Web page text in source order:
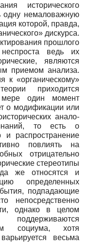
исторического
одну немаловажную
которой, правда,
дискурса.
прошлого
ведь их
являются
приемом анализа.
к «органическому»
приходится
мере один момент
о модификации или
анало­
то есть о
и распро­странение
повлиять на
отрицательно
стереотипы
же относятся и
определенных
подпадающие
не­посредственно
однако в целом
социума, хотя
весьма